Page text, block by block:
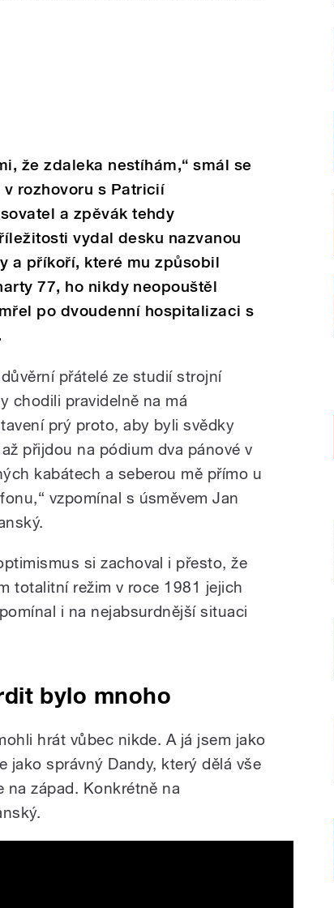
že zdaleka nestíhám,“ smál se
rozhovoru s Patricií
a zpěvák tehdy
vydal desku nazvanou
a příkoří, které mu způsobil
77, ho nikdy neopouštěl
po dvoudenní hospitalizaci s
důvěrní přátelé ze studií strojní
chodili pravidelně na má
prý proto, aby byli svědky
přijdou na pódium dva pánové v
kabátech a seberou mě přímo u
vzpomínal s úsměvem Jan
si zachoval i přesto, že
totalitní režim v roce 1981 jejich
i na nejabsurdnější situaci
bylo mnoho
hrát vůbec nikde. A já jsem jako
jako správný Dandy, který dělá vše
na západ. Konkrétně na